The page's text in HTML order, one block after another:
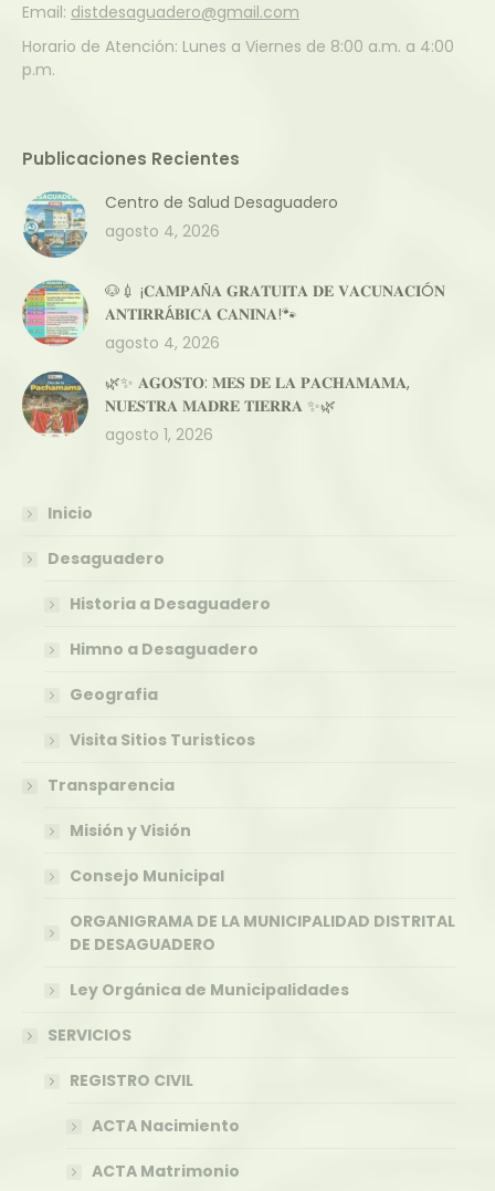
Email: distdesaguadero@gmail.com
Horario de Atención: Lunes a Viernes de 8:00 a.m. a 4:00
p.m.
Publicaciones Recientes
Centro de Salud Desaguadero
agosto 4, 2026
🐶💉 ¡𝐂𝐀𝐌𝐏𝐀Ñ𝐀 𝐆𝐑𝐀𝐓𝐔𝐈𝐓𝐀 𝐃𝐄 𝐕𝐀𝐂𝐔𝐍𝐀𝐂𝐈Ó𝐍
𝐀𝐍𝐓𝐈𝐑𝐑Á𝐁𝐈𝐂𝐀 𝐂𝐀𝐍𝐈𝐍𝐀!🐾
agosto 4, 2026
🌿✨ 𝐀𝐆𝐎𝐒𝐓𝐎: 𝐌𝐄𝐒 𝐃𝐄 𝐋𝐀 𝐏𝐀𝐂𝐇𝐀𝐌𝐀𝐌𝐀,
𝐍𝐔𝐄𝐒𝐓𝐑𝐀 𝐌𝐀𝐃𝐑𝐄 𝐓𝐈𝐄𝐑𝐑𝐀 ✨🌿
agosto 1, 2026
Inicio
Desaguadero
Historia a Desaguadero
Himno a Desaguadero
Geografia
Visita Sitios Turisticos
Transparencia
Misión y Visión
Consejo Municipal
ORGANIGRAMA DE LA MUNICIPALIDAD DISTRITAL
DE DESAGUADERO
Ley Orgánica de Municipalidades
SERVICIOS
REGISTRO CIVIL
ACTA Nacimiento
ACTA Matrimonio